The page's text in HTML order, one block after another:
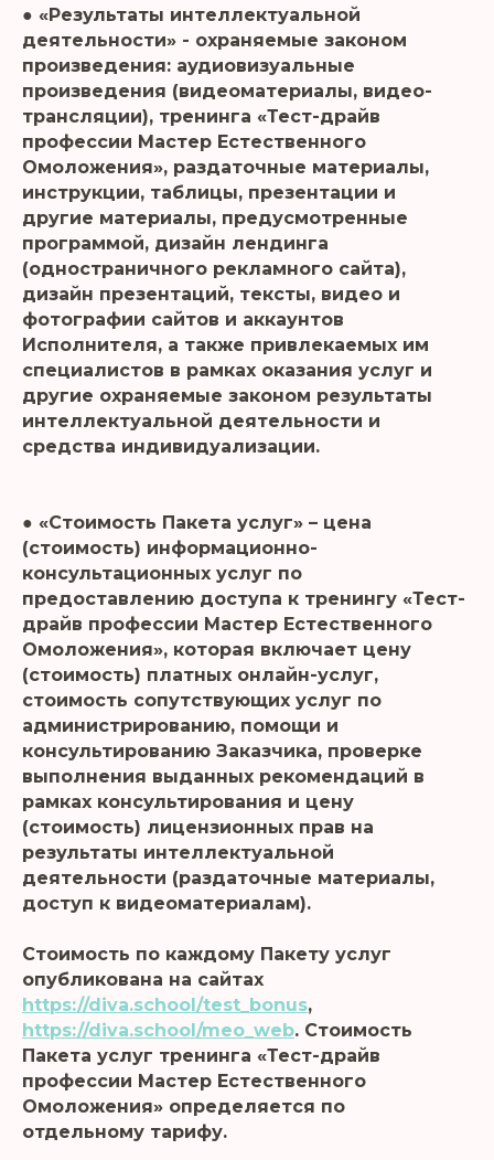
● «Результаты интеллектуальной
деятельности» - охраняемые законом
произведения: аудиовизуальные
произведения (видеоматериалы, видео-
трансляции), тренинга «Тест-драйв
профессии Мастер Естественного
Омоложения», раздаточные материалы,
инструкции, таблицы, презентации и
другие материалы, предусмотренные
программой, дизайн лендинга
(одностраничного рекламного сайта),
дизайн презентаций, тексты, видео и
фотографии сайтов и аккаунтов
Исполнителя, а также привлекаемых им
специалистов в рамках оказания услуг и
другие охраняемые законом результаты
интеллектуальной деятельности и
средства индивидуализации.
● «Стоимость Пакета услуг» – цена
(стоимость) информационно-
консультационных услуг по
предоставлению доступа к тренингу «Тест-
драйв профессии Мастер Естественного
Омоложения», которая включает цену
(стоимость) платных онлайн-услуг,
стоимость сопутствующих услуг по
администрированию, помощи и
консультированию Заказчика, проверке
выполнения выданных рекомендаций в
рамках консультирования и цену
(стоимость) лицензионных прав на
результаты интеллектуальной
деятельности (раздаточные материалы,
доступ к видеоматериалам).
Стоимость по каждому Пакету услуг
опубликована на сайтах
https://diva.school/test_bonus,
https://diva.school/meo_web. Стоимость
Пакета услуг тренинга «Тест-драйв
профессии Мастер Естественного
Омоложения» определяется по
отдельному тарифу.